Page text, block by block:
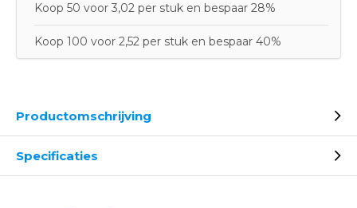
Koop 50 voor 3,02 per stuk en bespaar 28%
Koop 100 voor 2,52 per stuk en bespaar 40%
Productomschrijving
Specificaties